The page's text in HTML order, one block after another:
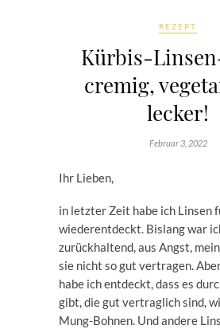
REZEPT
Kürbis-
cremig,
lecker!
Februar 3, 2022
Ihr Lieben,
in letzter Zeit habe ich Linsen
wiederentdeckt. Bislang war
zurückhaltend, aus Angst,
sie nicht so gut vertragen.
habe ich entdeckt, dass es
gibt, die gut vertraglich sind,
Mung-Bohnen. Und andere